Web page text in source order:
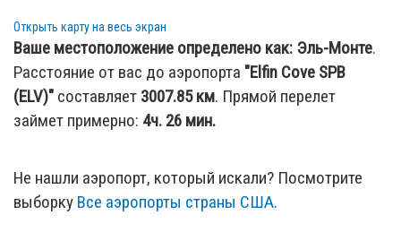
Открыть карту на весь экран
Ваше местоположение определено как: Эль-Монте.
Расстояние от вас до аэропорта "Elfin Cove SPB
(ELV)" составляет 3007.85км. Прямой перелет
займет примерно: 4ч. 26 мин.
Не нашли аэропорт, который искали? Посмотрите
выборку Все аэропорты страны США.